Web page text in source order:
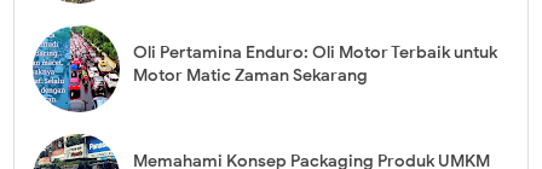
Oli Pertamina Enduro: Oli Motor Terbaik untuk
Motor Matic Zaman Sekarang
Memahami Konsep Packaging Produk UMKM